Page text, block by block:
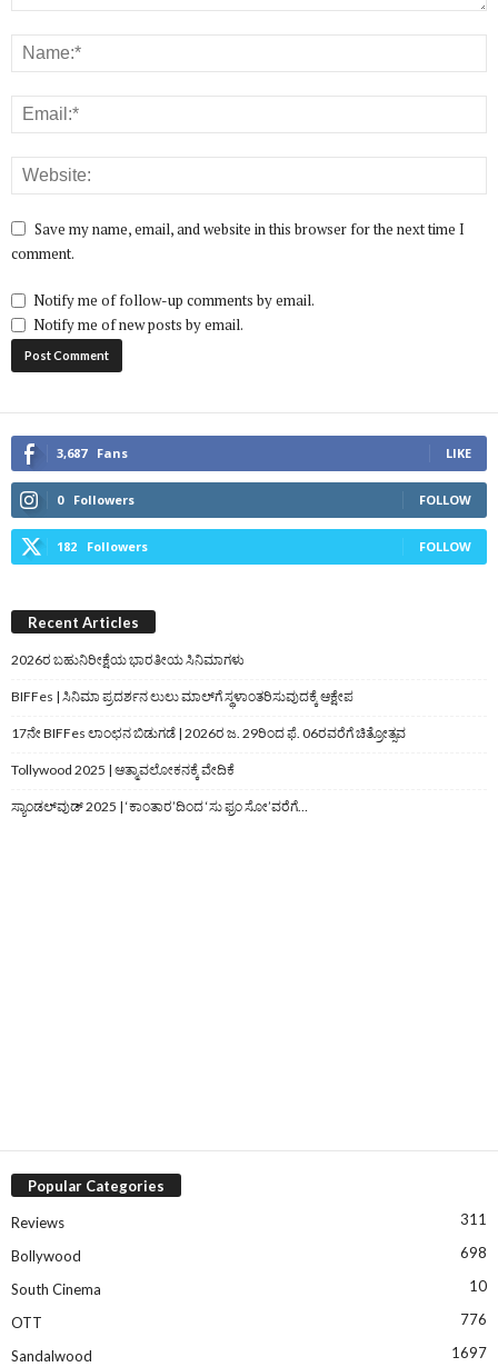
Save my name, email, and website in this browser for the next time I
comment.
Notify me of follow-up comments by email.
Notify me of new posts by email.
3,687 Fans LIKE
0 Followers FOLLOW
182 Followers FOLLOW
Recent Articles
2026ರ ಬಹುನಿರೀಕ್ಷೆಯ ಭಾರತೀಯ ಸಿನಿಮಾಗಳು
BIFFes | ಸಿನಿಮಾ ಪ್ರದರ್ಶನ ಲುಲು ಮಾಲ್‌ಗೆ ಸ್ಥಳಾಂತರಿಸುವುದಕ್ಕೆ ಆಕ್ಷೇಪ
17ನೇ BIFFes ಲಾಂಛನ ಬಿಡುಗಡೆ | 2026ರ ಜ. 29ರಿಂದ ಫೆ. 06ರವರೆಗೆ ಚಿತ್ರೋತ್ಸವ
Tollywood 2025 | ಆತ್ಮಾವಲೋಕನಕ್ಕೆ ವೇದಿಕೆ
ಸ್ಯಾಂಡಲ್‌ವುಡ್‌ 2025 | ‘ಕಾಂತಾರ’ದಿಂದ ‘ಸು ಫ್ರಂ ಸೋ’ವರೆಗೆ…
Popular Categories
Reviews 311
Bollywood 698
South Cinema 10
OTT 776
Sandalwood 1697